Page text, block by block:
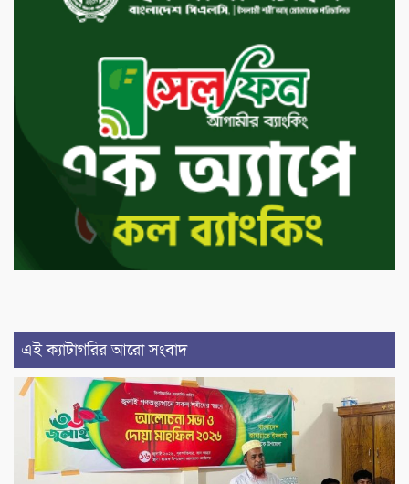
এই ক্যাটাগরির আরো সংবাদ